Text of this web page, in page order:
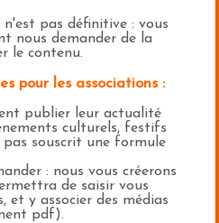
n'est pas définitive : vous
nous demander de la
le contenu.
pour les associations :
publier leur actualité
culturels, festifs
pas souscrit une formule
: nous vous créerons
de saisir vous
et y associer des médias
pdf).